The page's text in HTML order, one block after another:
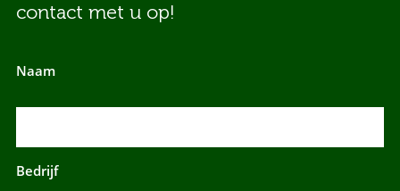
contact met u op!
Naam
Bedrijf